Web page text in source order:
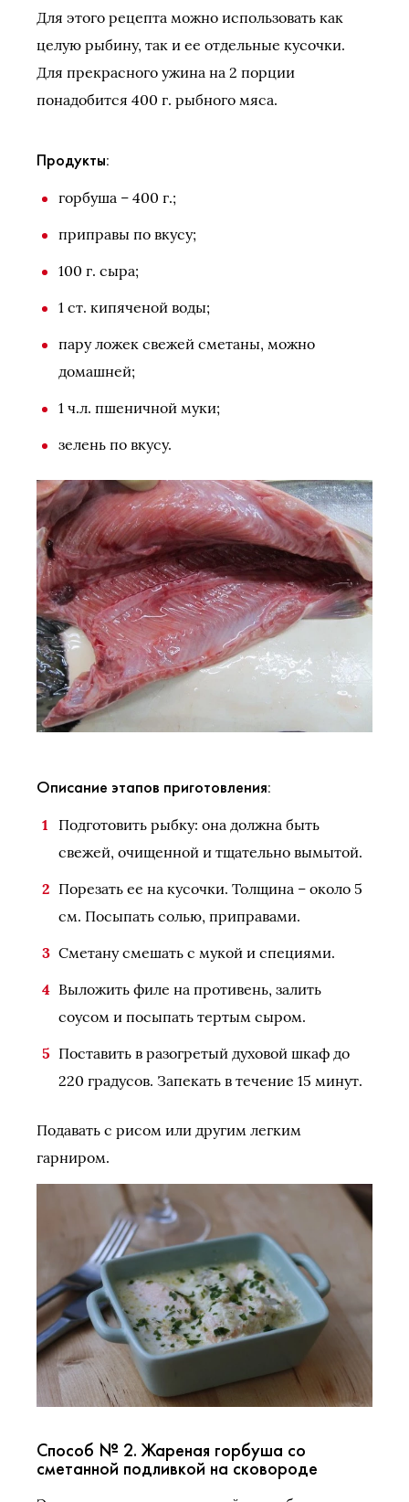
Для этого рецепта можно использовать как
целую рыбину, так и ее отдельные кусочки.
Для прекрасного ужина на 2 порции
понадобится 400 г. рыбного мяса.
Продукты:
горбуша – 400 г.;
приправы по вкусу;
100 г. сыра;
1 ст. кипяченой воды;
пару ложек свежей сметаны, можно
домашней;
1 ч.л. пшеничной муки;
зелень по вкусу.
Описание этапов приготовления:
Подготовить рыбку: она должна быть
свежей, очищенной и тщательно вымытой.
Порезать ее на кусочки. Толщина – около 5
см. Посыпать солью, приправами.
Сметану смешать с мукой и специями.
Выложить филе на противень, залить
соусом и посыпать тертым сыром.
Поставить в разогретый духовой шкаф до
220 градусов. Запекать в течение 15 минут.
Подавать с рисом или другим легким
гарниром.
Способ № 2. Жареная горбуша со
сметанной подливкой на сковороде